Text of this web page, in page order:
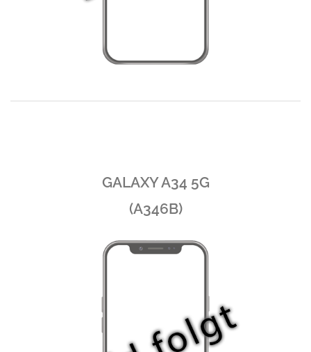
GALAXY A34 5G
(A346B)